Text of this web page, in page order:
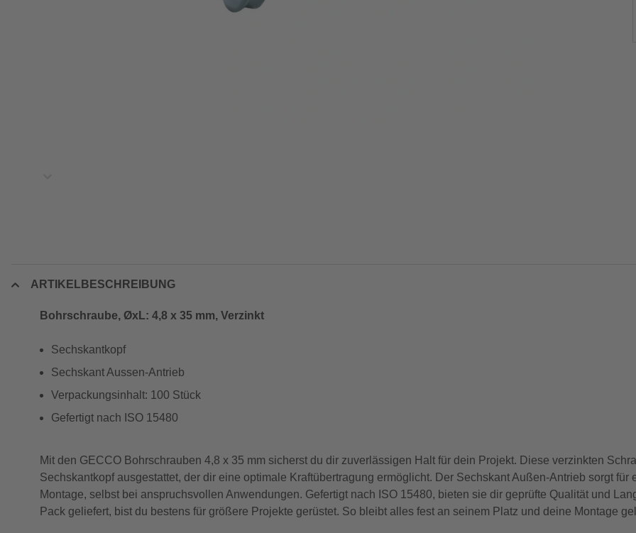
ARTIKELBESCHREIBUNG
Bohrschraube, ØxL: 4,8 x 35 mm, Verzinkt
Sechskantkopf
Sechskant Aussen-Antrieb
Verpackungsinhalt: 100 Stück
Gefertigt nach ISO 15480
Mit den GECCO Bohrschrauben 4,8 x 35 mm sicherst du dir zuverlässigen Halt für dein Projekt. Diese verzinkten
Sechskantkopf ausgestattet, der dir eine optimale Kraftübertragung ermöglicht. Der Sechskant Außen-Antrieb sorgt für
Montage, selbst bei anspruchsvollen Anwendungen. Gefertigt nach ISO 15480, bieten sie dir geprüfte Qualität und
Pack geliefert, bist du bestens für größere Projekte gerüstet. So bleibt alles fest an seinem Platz und deine Montage